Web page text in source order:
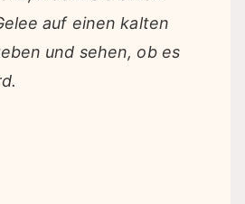
auf einen kalten
und sehen, ob es